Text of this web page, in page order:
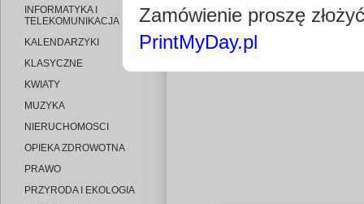
INFORMATYKA I
TELEKOMUNIKACJA
KALENDARZYKI
KLASYCZNE
KWIATY
MUZYKA
NIERUCHOMOSCI
OPIEKA ZDROWOTNA
PRAWO
PRZYRODA I EKOLOGIA
Edytuj
Zamówienie proszę
PrintMyDay.pl